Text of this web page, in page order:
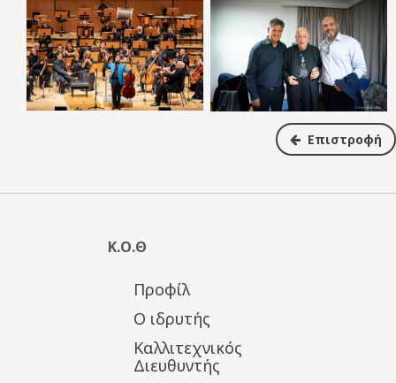
Επιστροφή
Κ.Ο.Θ
Προφίλ
Ο ιδρυτής
Καλλιτεχνικός
Διευθυντής